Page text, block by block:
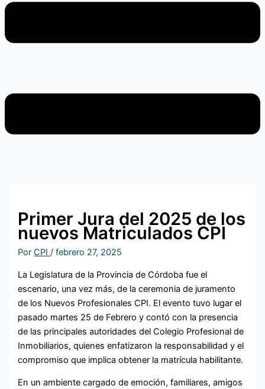
Primer Jura del 2025 de los
nuevos Matriculados CPI
PorCPI/febrero 27, 2025
La Legislatura de la Provincia de Córdoba fue el
escenario, una vez más, de la ceremonia de juramento
de los Nuevos Profesionales CPI. El evento tuvo lugar el
pasado martes 25 de Febrero y contó con la presencia
de las principales autoridades del Colegio Profesional de
Inmobiliarios, quienes enfatizaron la responsabilidad y el
compromiso que implica obtener la matrícula habilitante.
En un ambiente cargado de emoción, familiares, amigos